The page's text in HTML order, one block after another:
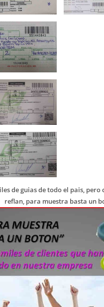
de guias de todo el pais, pero
reflan, para muestra basta un